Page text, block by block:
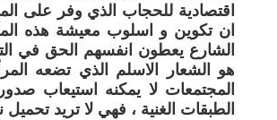
اقتصادية للحجاب الذي وفر على
ان تكوين و اسلوب معيشة هذه
الشارع يعطون انفسهم الحق في
هو الشعار الاسلم الذي تضعه
المجتمعات لا يمكنه استيعاب
الطبقات الغنية ، فهي لا تريد